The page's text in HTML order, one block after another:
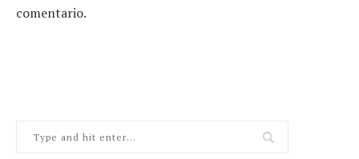
comentario.